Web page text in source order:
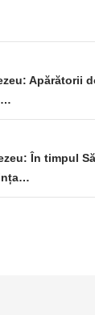
Apărătorii
În timpul